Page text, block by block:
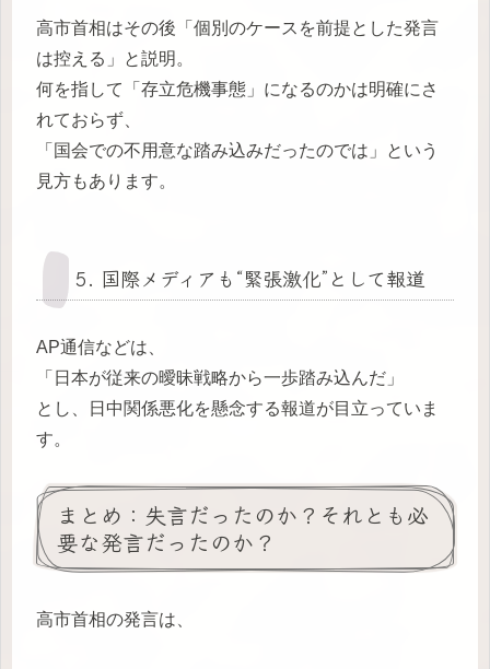
高市首相はその後「個別のケースを前提とした発言
は控える」と説明。
何を指して「存立危機事態」になるのかは明確にさ
れておらず、
「国会での不用意な踏み込みだったのでは」という
見方もあります。
5. 国際メディアも“緊張激化”として報道
AP通信などは、
「日本が従来の曖昧戦略から一歩踏み込んだ」
とし、日中関係悪化を懸念する報道が目立っていま
す。
まとめ：失言だったのか？それとも必
要な発言だったのか？
高市首相の発言は、